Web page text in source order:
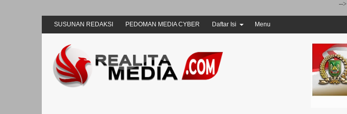
-->
SUSUNAN REDAKSI PEDOMAN MEDIA CYBER Daftar Isi Menu